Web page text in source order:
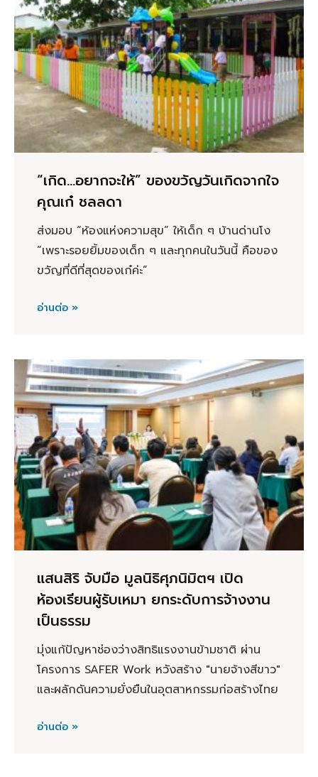
“เกิด…อยากจะให้” ของขวัญวันเกิดจากใจ
คุณเก๋ ชลลดา
ส่งมอบ “ห้องแห่งความสุข” ให้เด็ก ๆ บ้านด่านโง
“เพราะรอยยิ้มของเด็ก ๆ และทุกคนในวันนี้ คือของ
ขวัญที่ดีที่สุดของเก๋ค่ะ”
อ่านต่อ »
แสนสิริ จับมือ มูลนิธิศุภนิมิตฯ เปิด
ห้องเรียนผู้รับเหมา ยกระดับการจ้างงาน
เป็นธรรม
มุ่งแก้ปัญหาช่องว่างสิทธิแรงงานข้ามชาติ ผ่าน
โครงการ SAFER Work หวังสร้าง "นายจ้างสีขาว"
และผลักดันความยั่งยืนในอุตสาหกรรมก่อสร้างไทย
อ่านต่อ »